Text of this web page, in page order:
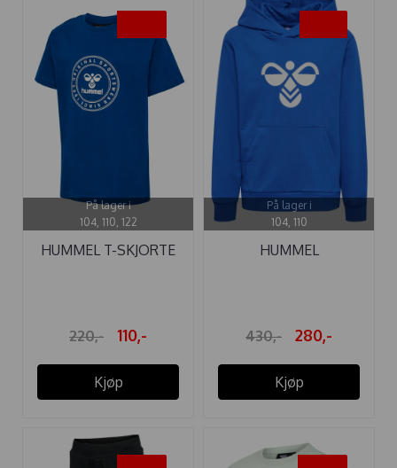
På lager i
104, 110, 122
HUMMEL T-SKJORTE
220,- 110,-
Kjøp
På lager i
104, 110
HUMMEL
430,- 280,-
Kjøp